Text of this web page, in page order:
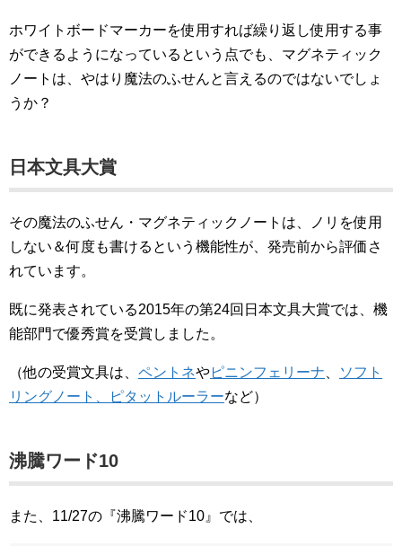
ホワイトボードマーカーを使用すれば繰り返し使用する事
ができるようになっているという点でも、マグネティック
ノートは、やはり魔法のふせんと言えるのではないでしょ
うか？
日本文具大賞
その魔法のふせん・マグネティックノートは、ノリを使用
しない＆何度も書けるという機能性が、発売前から評価さ
れています。
既に発表されている2015年の第24回日本文具大賞では、機
能部門で優秀賞を受賞しました。
（他の受賞文具は、 ペントネやピニンフェリーナ
ソフト
リングノート、ピタットルーラーなど）
沸騰ワード10
また、11/27の『沸騰ワード10』では、